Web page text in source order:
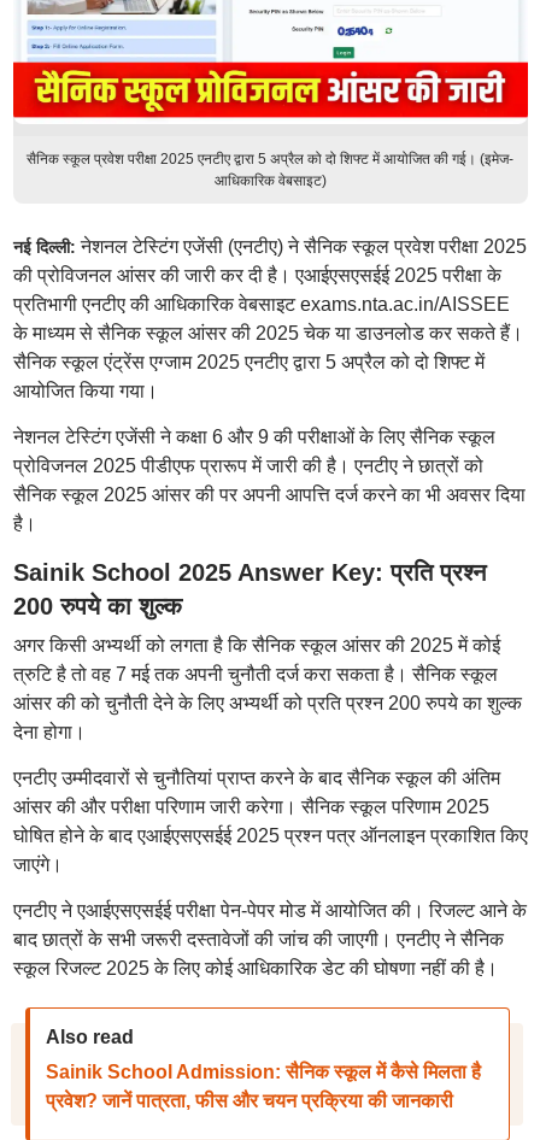
सैनिक स्कूल प्रवेश परीक्षा 2025 एनटीए द्वारा 5 अप्रैल को दो शिफ्ट में आयोजित की गई। (इमेज-
आधिकारिक वेबसाइट)
नई दिल्ली:नेशनल टेस्टिंग एजेंसी (एनटीए) ने सैनिक स्कूल प्रवेश परीक्षा 2025
की प्रोविजनल आंसर की जारी कर दी है। एआईएसएसईई 2025 परीक्षा के
प्रतिभागी एनटीए की आधिकारिक वेबसाइट exams.nta.ac.in/AISSEE
के माध्यम से सैनिक स्कूल आंसर की 2025 चेक या डाउनलोड कर सकते हैं।
सैनिक स्कूल एंट्रेंस एग्जाम 2025 एनटीए द्वारा 5 अप्रैल को दो शिफ्ट में
आयोजित किया गया।
नेशनल टेस्टिंग एजेंसी ने कक्षा 6 और 9 की परीक्षाओं के लिए सैनिक स्कूल
प्रोविजनल 2025 पीडीएफ प्रारूप में जारी की है। एनटीए ने छात्रों को
सैनिक स्कूल 2025 आंसर की पर अपनी आपत्ति दर्ज करने का भी अवसर दिया
है।
Sainik School 2025 Answer Key: प्रति प्रश्न
200 रुपये का शुल्क
अगर किसी अभ्यर्थी को लगता है कि सैनिक स्कूल आंसर की 2025 में कोई
त्रुटि है तो वह 7 मई तक अपनी चुनौती दर्ज करा सकता है। सैनिक स्कूल
आंसर की को चुनौती देने के लिए अभ्यर्थी को प्रति प्रश्न 200 रुपये का शुल्क
देना होगा।
एनटीए उम्मीदवारों से चुनौतियां प्राप्त करने के बाद सैनिक स्कूल की अंतिम
आंसर की और परीक्षा परिणाम जारी करेगा। सैनिक स्कूल परिणाम 2025
घोषित होने के बाद एआईएसएसईई 2025 प्रश्न पत्र ऑनलाइन प्रकाशित किए
जाएंगे।
एनटीए ने एआईएसएसईई परीक्षा पेन-पेपर मोड में आयोजित की। रिजल्ट आने के
बाद छात्रों के सभी जरूरी दस्तावेजों की जांच की जाएगी। एनटीए ने सैनिक
स्कूल रिजल्ट 2025 के लिए कोई आधिकारिक डेट की घोषणा नहीं की है।
Also read
Sainik School Admission: सैनिक स्कूल में कैसे मिलता है
प्रवेश? जानें पात्रता, फीस और चयन प्रक्रिया की जानकारी